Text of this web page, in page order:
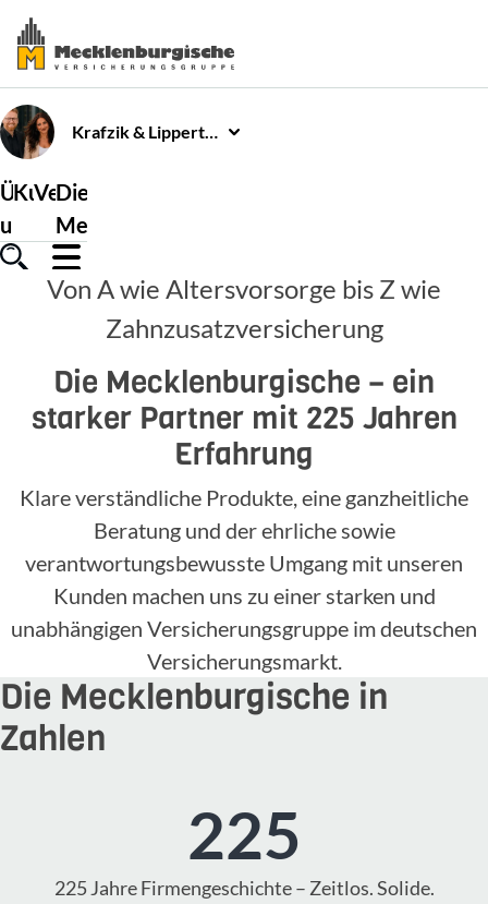
Krafzik & Lippert GbR
Über
uns
Kundenservice
Versicherungen
Die
Mecklenburgische
Von A wie Altersvorsorge bis Z wie
Zahnzusatzversicherung
Die Mecklenburgische – ein
starker Partner mit 225 Jahren
Erfahrung
Klare verständliche Produkte, eine ganzheitliche
Beratung und der ehrliche sowie
verantwortungsbewusste Umgang mit unseren
Kunden machen uns zu einer starken und
unabhängigen Versicherungsgruppe im deutschen
Versicherungsmarkt.
Die Mecklenburgische in
Zahlen
225
225 Jahre Firmengeschichte – Zeitlos. Solide.